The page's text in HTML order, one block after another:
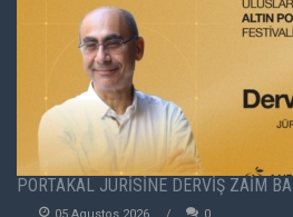
PORTAKAL JÜRİSİNE DERVİŞ ZAİM